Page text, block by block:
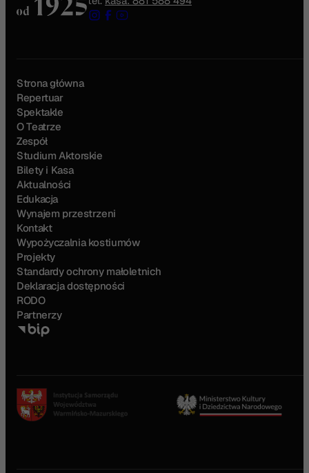
Strona główna
Repertuar
Spektakle
O Teatrze
Zespół
Studium Aktorskie
Bilety i Kasa
Aktualności
Edukacja
Wynajem przestrzeni
Kontakt
Wypożyczalnia kostiumów
Projekty
Standardy ochrony małoletnich
Deklaracja dostępności
RODO
Partnerzy